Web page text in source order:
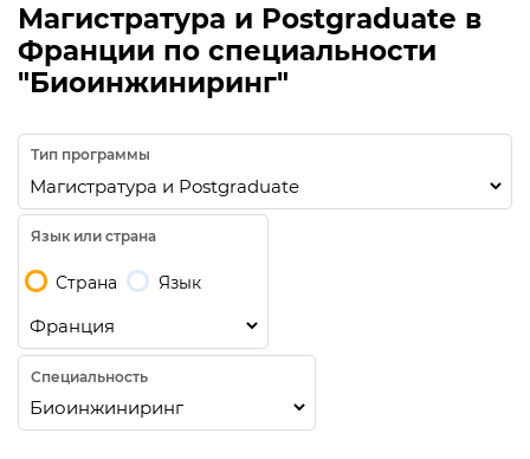
Магистратура и Postgraduate в
Франции по специальности
"Биоинжиниринг"
Тип программы
Язык или страна
Страна Язык
Специальность